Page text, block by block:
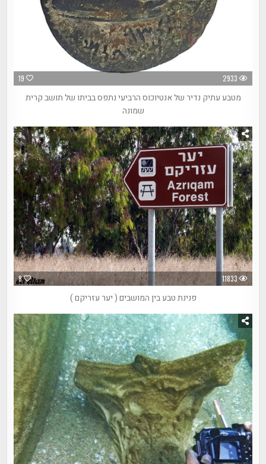
19 2933
מטבע עתיק נדיר של אנטיוכוס הרביעי נתפס בביתו של תושב קרית
שמונה
8 11833
פנינת טבע בין המושבים ( יער עזריקם )